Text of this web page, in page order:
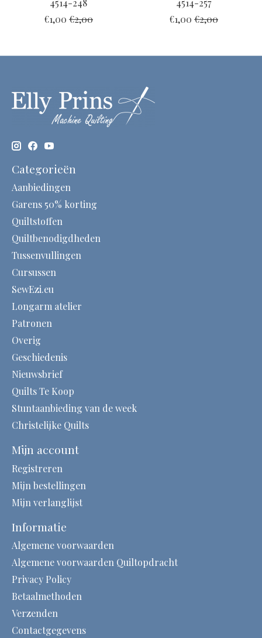
€1,00 €2,00
€1,00 €2,00
Categorieën
Aanbiedingen
Garens 50% korting
Quiltstoffen
Quiltbenodigdheden
Tussenvullingen
Cursussen
SewEzi.eu
Longarm atelier
Patronen
Overig
Geschiedenis
Nieuwsbrief
Quilts Te Koop
Stuntaanbieding van de week
Christelijke Quilts
Mijn account
Registreren
Mijn bestellingen
Mijn verlanglijst
Informatie
Algemene voorwaarden
Algemene voorwaarden Quiltopdracht
Privacy Policy
Betaalmethoden
Verzenden
Contactgegevens